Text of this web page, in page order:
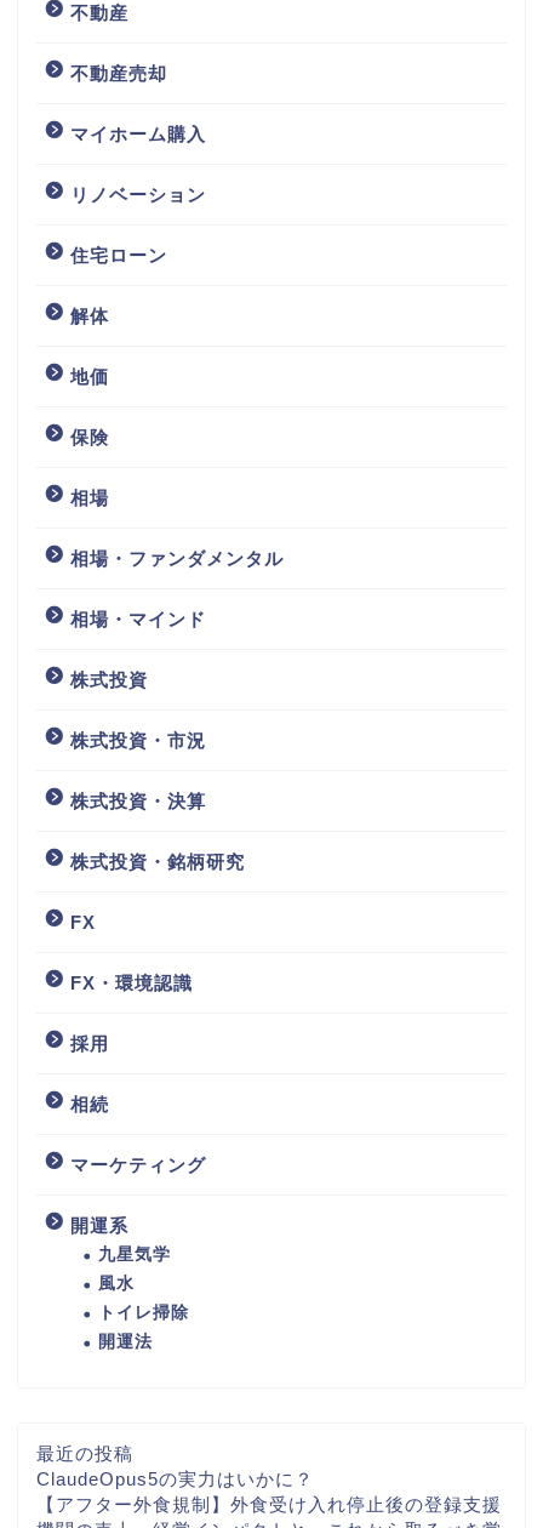
不動産
不動産売却
マイホーム購入
リノベーション
住宅ローン
解体
地価
保険
相場
相場・ファンダメンタル
相場・マインド
株式投資
株式投資・市況
株式投資・決算
株式投資・銘柄研究
FX
FX・環境認識
採用
相続
マーケティング
開運系
九星気学
風水
トイレ掃除
開運法
最近の投稿
ClaudeOpus5の実力はいかに？
【アフター外食規制】外食受け入れ停止後の登録支援